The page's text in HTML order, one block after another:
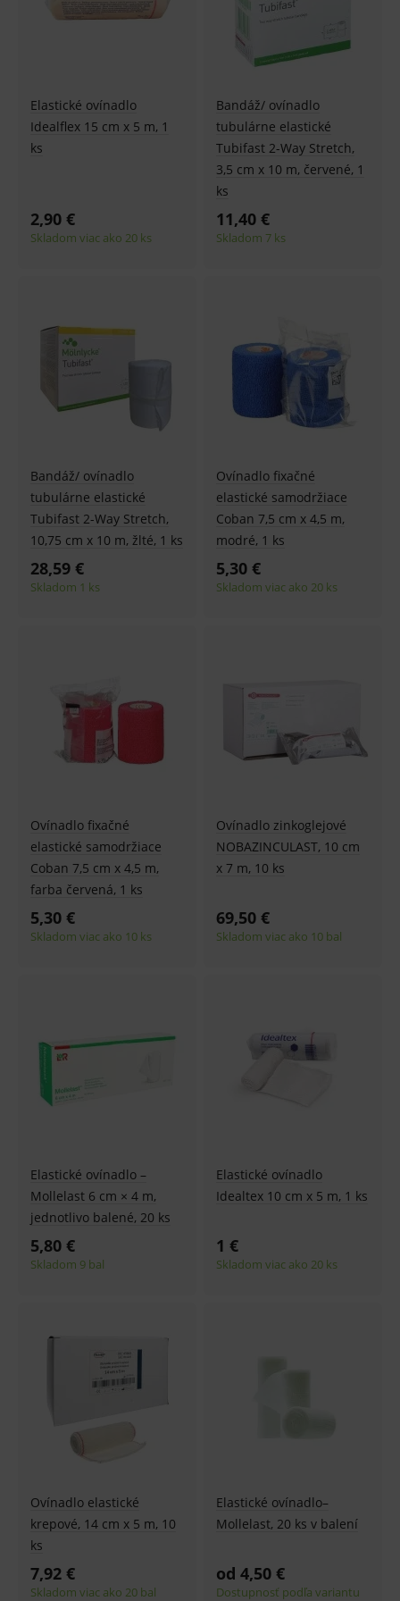
Elastické ovínadlo
Idealflex 15 cm x 5 m, 1
ks
2,90 €
Skladom viac ako 20 ks
Bandáž/ ovínadlo
tubulárne elastické
Tubifast 2-Way Stretch,
3,5 cm x 10 m, červené, 1
ks
11,40 €
Skladom 7 ks
Bandáž/ ovínadlo
tubulárne elastické
Tubifast 2-Way Stretch,
10,75 cm x 10 m, žlté, 1 ks
28,59 €
Skladom 1 ks
Ovínadlo fixačné
elastické samodržiace
Coban 7,5 cm x 4,5 m,
modré, 1 ks
5,30 €
Skladom viac ako 20 ks
Ovínadlo fixačné
elastické samodržiace
Coban 7,5 cm x 4,5 m,
farba červená, 1 ks
5,30 €
Skladom viac ako 10 ks
Ovínadlo zinkoglejové
NOBAZINCULAST, 10 cm
x 7 m, 10 ks
69,50 €
Skladom viac ako 10 bal
Elastické ovínadlo –
Mollelast 6 cm × 4 m,
jednotlivo balené, 20 ks
5,80 €
Skladom 9 bal
Elastické ovínadlo
Idealtex 10 cm x 5 m, 1 ks
1 €
Skladom viac ako 20 ks
Ovínadlo elastické
krepové, 14 cm x 5 m, 10
ks
7,92 €
Skladom viac ako 20 bal
Elastické ovínadlo–
Mollelast, 20 ks v balení
od 4,50 €
Dostupnosť podľa variantu